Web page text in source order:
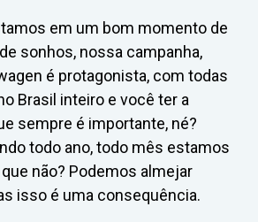
em um bom momento de
sonhos, nossa campanha,
é protagonista, com todas
Brasil inteiro e você ter a
sempre é importante, né?
todo ano, todo mês estamos
não? Podemos almejar
isso é uma consequência.